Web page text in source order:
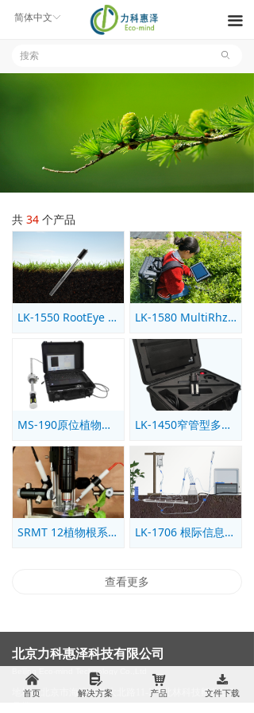
끀
产品中心
解决方案
文件下载
ꀅ
简体中文
ꄙ
共 34 个产品
LK-1550 RootEye 全自动根系生长连续监测系统 LK-1580 MultiRhzio 复合根系生长动态监测系统
MS-190原位植物根系分析仪 LK-1450窄管型多光谱根系分析仪
SRMT 12植物根系离子/分子吸收监测仪 LK-1706 根际信息一体化无损采样装置
查看更多
北京力科惠泽科技有限公司
Beijing Eco-mind Technology Co.,Ltd
地址：北京市海淀区林大北路11-2号北林科技孵化器2
낀
首页
넖
解决方案
낙
产品
끂
文件下载